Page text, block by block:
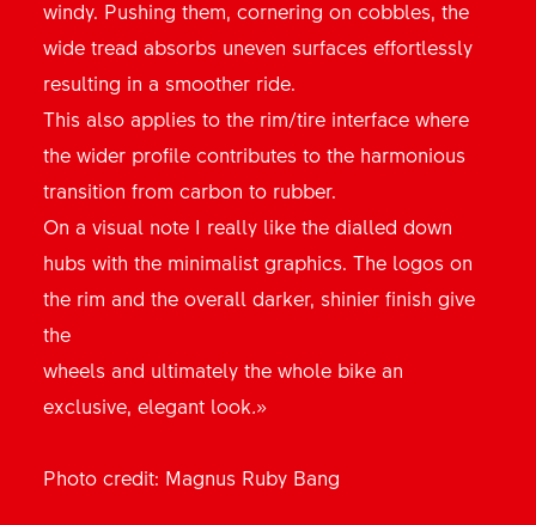
windy. Pushing them, cornering on cobbles, the
wide tread absorbs uneven surfaces effortlessly
resulting in a smoother ride.
This also applies to the rim/tire interface where
the wider profile contributes to the harmonious
transition from carbon to rubber.
On a visual note I really like the dialled down
hubs with the minimalist graphics. The logos on
the rim and the overall darker, shinier finish give
the
wheels and ultimately the whole bike an
exclusive, elegant look.»
Photo credit: Magnus Ruby Bang
auf Fahrt gebracht, fühlt es sich mit den Aero-
Laufrädern im Rad an, als würde man E-Bike
fahren (das meine ich ernst), die Performance in
den Kurven ist beeindruckend und überaus
präzise. Und was die Stabilität betrifft, übertrifft
sich DT Swiss in meinen Augen diesmal selbst.»
Photo credits: Jakob Flanderka